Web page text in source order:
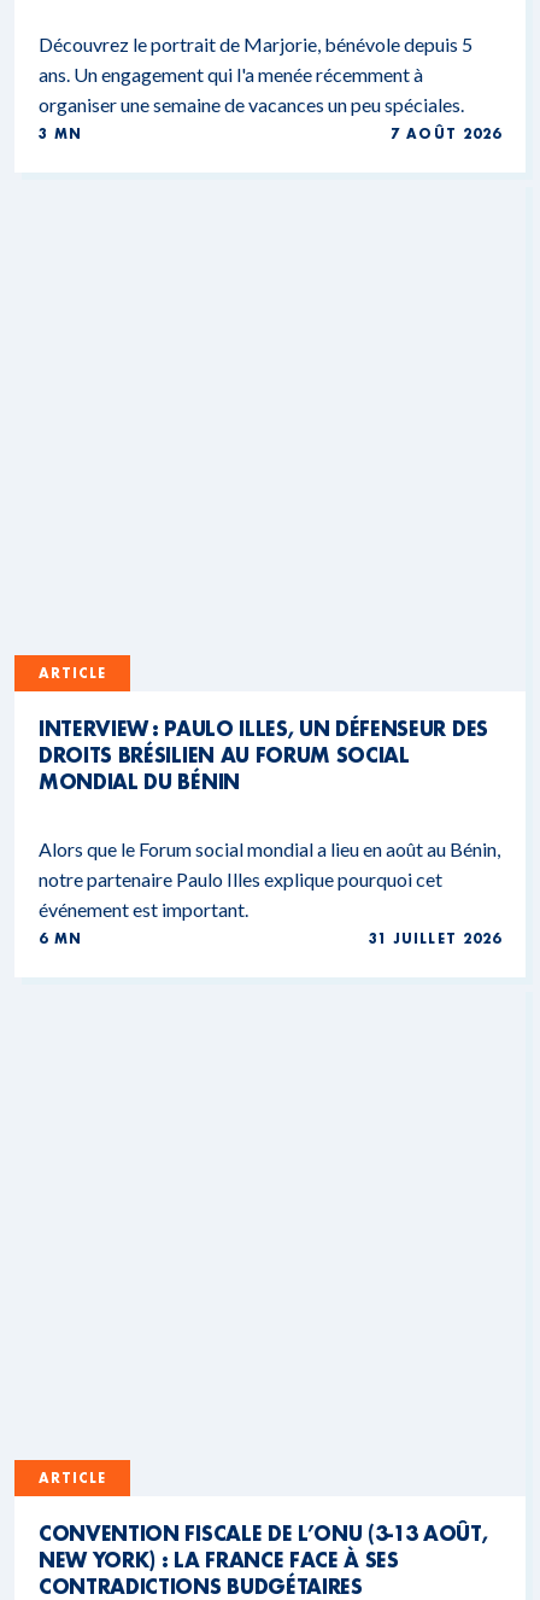
Découvrez le portrait de Marjorie, bénévole depuis 5
ans. Un engagement qui l'a menée récemment à
organiser une semaine de vacances un peu spéciales.
3 MN 7 AOÛT 2026
ARTICLE
INTERVIEW : PAULO ILLES, UN DÉFENSEUR DES
DROITS BRÉSILIEN AU FORUM SOCIAL
MONDIAL DU BÉNIN
Alors que le Forum social mondial a lieu en août au Bénin,
notre partenaire Paulo Illes explique pourquoi cet
événement est important.
6 MN 31 JUILLET 2026
ARTICLE
CONVENTION FISCALE DE L’ONU (3-13 AOÛT,
NEW YORK) : LA FRANCE FACE À SES
CONTRADICTIONS BUDGÉTAIRES